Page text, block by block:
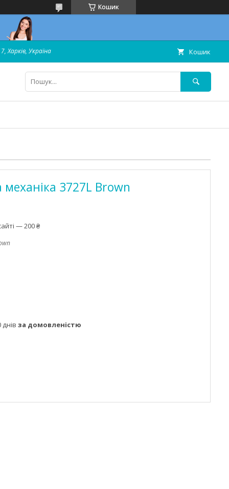
Кошик
Харків, Україна Кошик
3727L Brown
— 200 ₴
за домовленістю